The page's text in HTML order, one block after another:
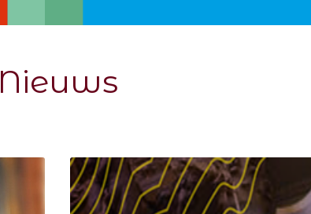
Nieuws